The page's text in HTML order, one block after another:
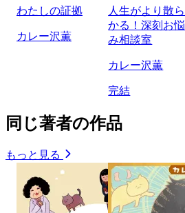
わたしの証拠
カレー沢薫
人生がより散ら
かる！深刻お悩
み相談室
カレー沢薫
完結
同じ著者の作品
もっと見る